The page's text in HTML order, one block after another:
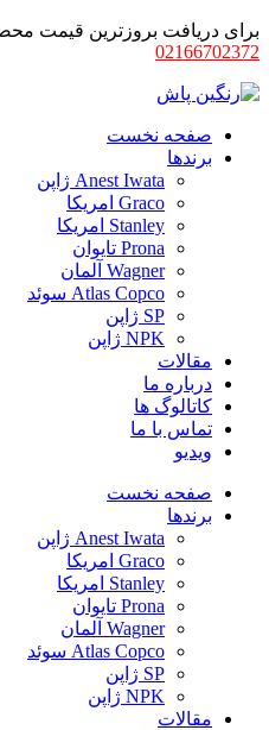
برای دریافت بروزترین قیمت
02166702372
صفحه نخست
برندها
Anest Iwata ژاپن
Graco امریکا
Stanley امریکا
Prona تایوان
Wagner آلمان
Atlas Copco سوئد
SP ژاپن
NPK ژاپن
مقالات
درباره ما
کاتالوگ ها
تماس با ما
ویدیو
صفحه نخست
برندها
Anest Iwata ژاپن
Graco امریکا
Stanley امریکا
Prona تایوان
Wagner آلمان
Atlas Copco سوئد
SP ژاپن
NPK ژاپن
مقالات